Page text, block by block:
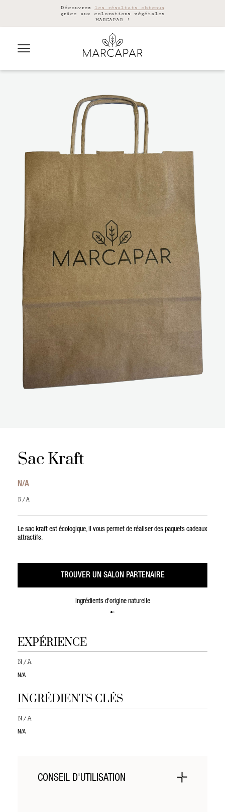
Découvrez les résultats obtenus
grâce aux colorations végétales
MARCAPAR !
Sac Kraft
N/A
N/A
Le sac kraft est écologique, il vous permet de réaliser des paquets cadeaux
attractifs.
TROUVER UN SALON PARTENAIRE
Ingrédients d'origine naturelle
EXPÉRIENCE
N/A
N/A
INGRÉDIENTS CLÉS
N/A
N/A
CONSEIL D'UTILISATION